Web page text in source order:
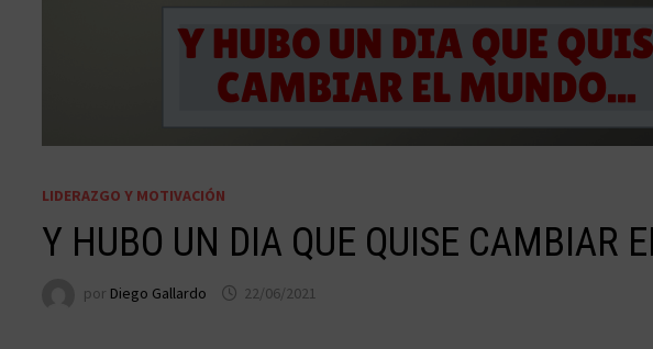
LIDERAZGO Y MOTIVACIÓN
Y HUBO UN DIA QUE QUISE CAMBIAR
por Diego Gallardo 22/06/2021